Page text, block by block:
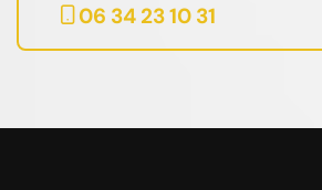
06 34 23 10 31